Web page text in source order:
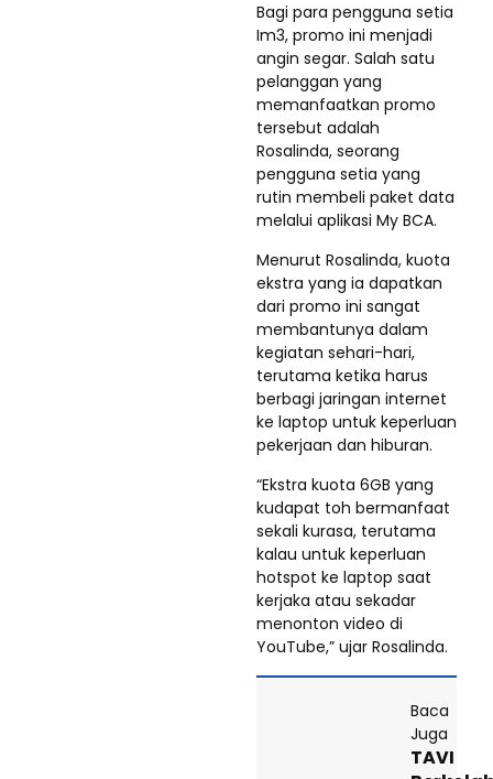
Bagi para pengguna setia
Im3, promo ini menjadi
angin segar. Salah satu
pelanggan yang
memanfaatkan promo
tersebut adalah
Rosalinda, seorang
pengguna setia yang
rutin membeli paket data
melalui aplikasi My BCA.
Menurut Rosalinda, kuota
ekstra yang ia dapatkan
dari promo ini sangat
membantunya dalam
kegiatan sehari-hari,
terutama ketika harus
berbagi jaringan internet
ke laptop untuk keperluan
pekerjaan dan hiburan.
“Ekstra kuota 6GB yang
kudapat toh bermanfaat
sekali kurasa, terutama
kalau untuk keperluan
hotspot ke laptop saat
kerjaka atau sekadar
menonton video di
YouTube,” ujar Rosalinda.
Baca
Juga
TAVI